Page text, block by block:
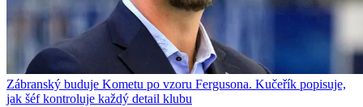
Zábranský buduje Kometu po vzoru Fergusona. Kučeřík popisuje,
jak šéf kontroluje každý detail klubu